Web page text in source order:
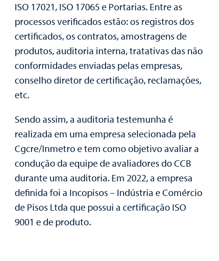
ISO 17021, ISO 17065 e Portarias. Entre as
processos verificados estão: os registros dos
certificados, os contratos, amostragens de
produtos, auditoria interna, tratativas das não
conformidades enviadas pelas empresas,
conselho diretor de certificação, reclamações,
etc.
Sendo assim, a auditoria testemunha é
realizada em uma empresa selecionada pela
Cgcre/Inmetro e tem como objetivo avaliar a
condução da equipe de avaliadores do CCB
durante uma auditoria. Em 2022, a empresa
definida foi a Incopisos – Indústria e Comércio
de Pisos Ltda que possui a certificação ISO
9001 e de produto.